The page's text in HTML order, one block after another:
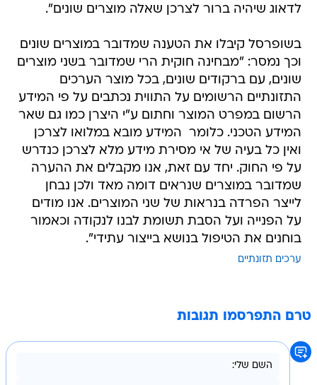
לדאוג שיהיה ברור לצרכן שאלה מוצרים שונים".
בשופרסל קיבלו את הטענה שמדובר במוצרים שונים
וכך נמסר: "מבחינה חוקית הרי שמדובר בשני מוצרים
שונים, עם ברקודים שונים, בכל מוצר הערכים
התזונתיים הרשומים על התווית נכתבים על פי המידע
הרשום במפרט המוצר וחתום ע"י היצרן כמו גם שאר
המידע הטכני. כלומר  המידע מובא במלואו לצרכן
ואין כל בעיה של אי מסירת מידע מלא לצרכן כנדרש
על פי החוק. יחד עם זאת, אנו מקבלים את ההערה
שמדובר במוצרים שנראים דומה מאד ולכן נבחן
לייצר הפרדה בנראות של שני המוצרים. אנו מודים
על הפנייה ועל הסבת תשומת לבנו לנקודה וכאמור
בוחנים את הטיפול בנושא בייצור עתידי".
ערכים תזונתיים
טרם התפרסמו תגובות